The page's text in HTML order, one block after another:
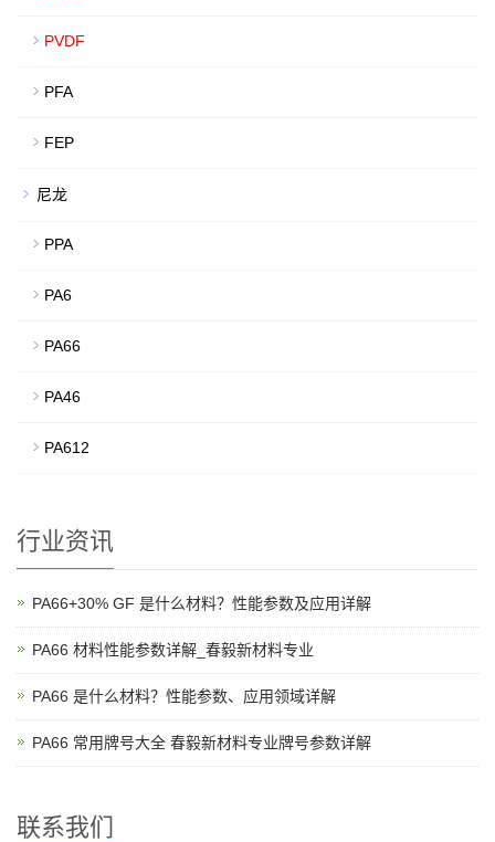
PVDF
PFA
FEP
尼龙
PPA
PA6
PA66
PA46
PA612
行业资讯
PA66+30% GF 是什么材料？性能参数及应用详解
PA66 材料性能参数详解_春毅新材料专业
PA66 是什么材料？性能参数、应用领域详解
PA66 常用牌号大全 春毅新材料专业牌号参数详解
联系我们